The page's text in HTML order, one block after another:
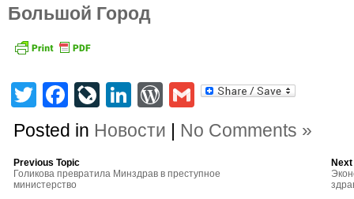
Большой Город
TwitterFacebook
LiveJournal
LinkedIn
WordPress
Gmail
Posted in Новости | No Comments »
Previous Topic
Голикова превратила Минздрав в преступное
министерство